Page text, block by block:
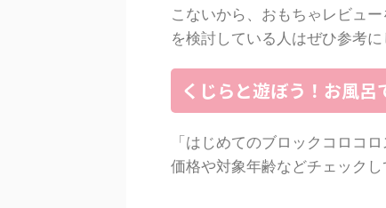
こないから、おもちゃレビュ
を検討している人はぜひ参考に
くじらと遊ぼう！お風
「はじめてのブロックコロコ
価格や対象年齢などチェックし